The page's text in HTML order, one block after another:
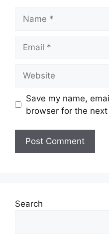
Save my name,
browser for the
Search